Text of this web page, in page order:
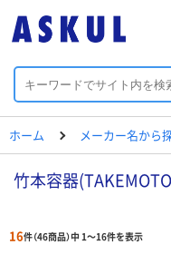
ホーム メーカー名から
竹本容器
16件（46商品）中 1～16件を表示